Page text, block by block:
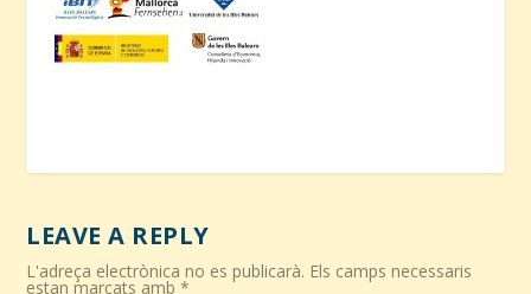
LEAVE A REPLY
L'adreça electrònica no es publicarà. Els camps necessaris
estan marcats amb*